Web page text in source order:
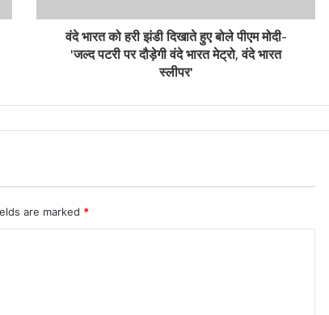
वंदे भारत को हरी झंडी दिखाते हुए बोले पीएम मोदी-
'जल्द पटरी पर दौड़ेगी वंदे भारत मेट्रो, वंदे भारत
स्लीपर'
are marked *